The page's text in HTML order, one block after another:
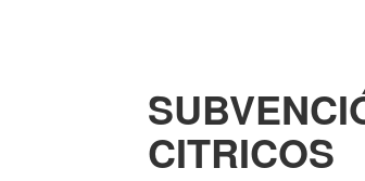
CITRICOS